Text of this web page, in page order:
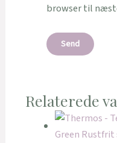
browser til
Relaterede